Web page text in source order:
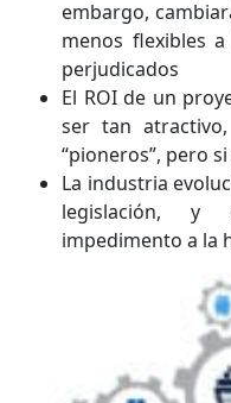
embargo,
menos flexibles
perjudicados
El ROI de un
ser tan
“pioneros”, pero
La industria
legislación, y
impedimento a la